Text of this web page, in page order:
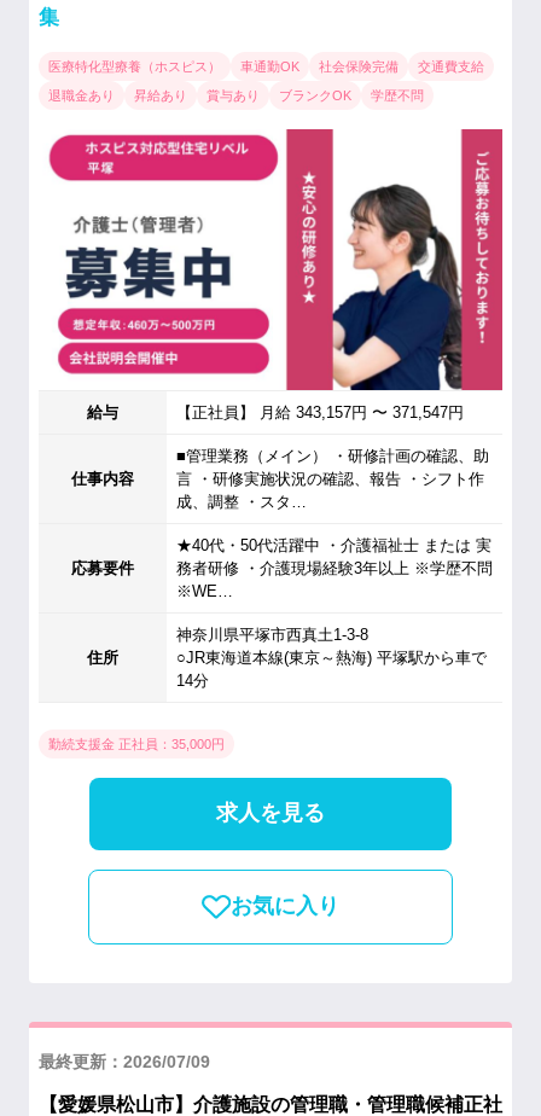
集
医療特化型療養（ホスピス） 車通勤OK 社会保険完備
交通費支給
退職金あり
昇給あり 賞与あり ブランクOK 学歴不問
給与 【正社員】 月給 343,157円 〜 371,547円
仕事内容
■管理業務（メイン） ・研修計画の確認、助
言 ・研修実施状況の確認、報告 ・シフト作
成、調整 ・スタ…
応募要件
★40代・50代活躍中 ・介護福祉士 または 実
務者研修 ・介護現場経験3年以上 ※学歴不問
※WE…
住所
神奈川県平塚市西真土1-3-8
○JR東海道本線(東京～熱海) 平塚駅から車で
14分
勤続支援金 正社員：35,000円
求人を見る
お気に入り
最終更新：2026/07/09
【愛媛県松山市】介護施設の管理職・管理職候補正社